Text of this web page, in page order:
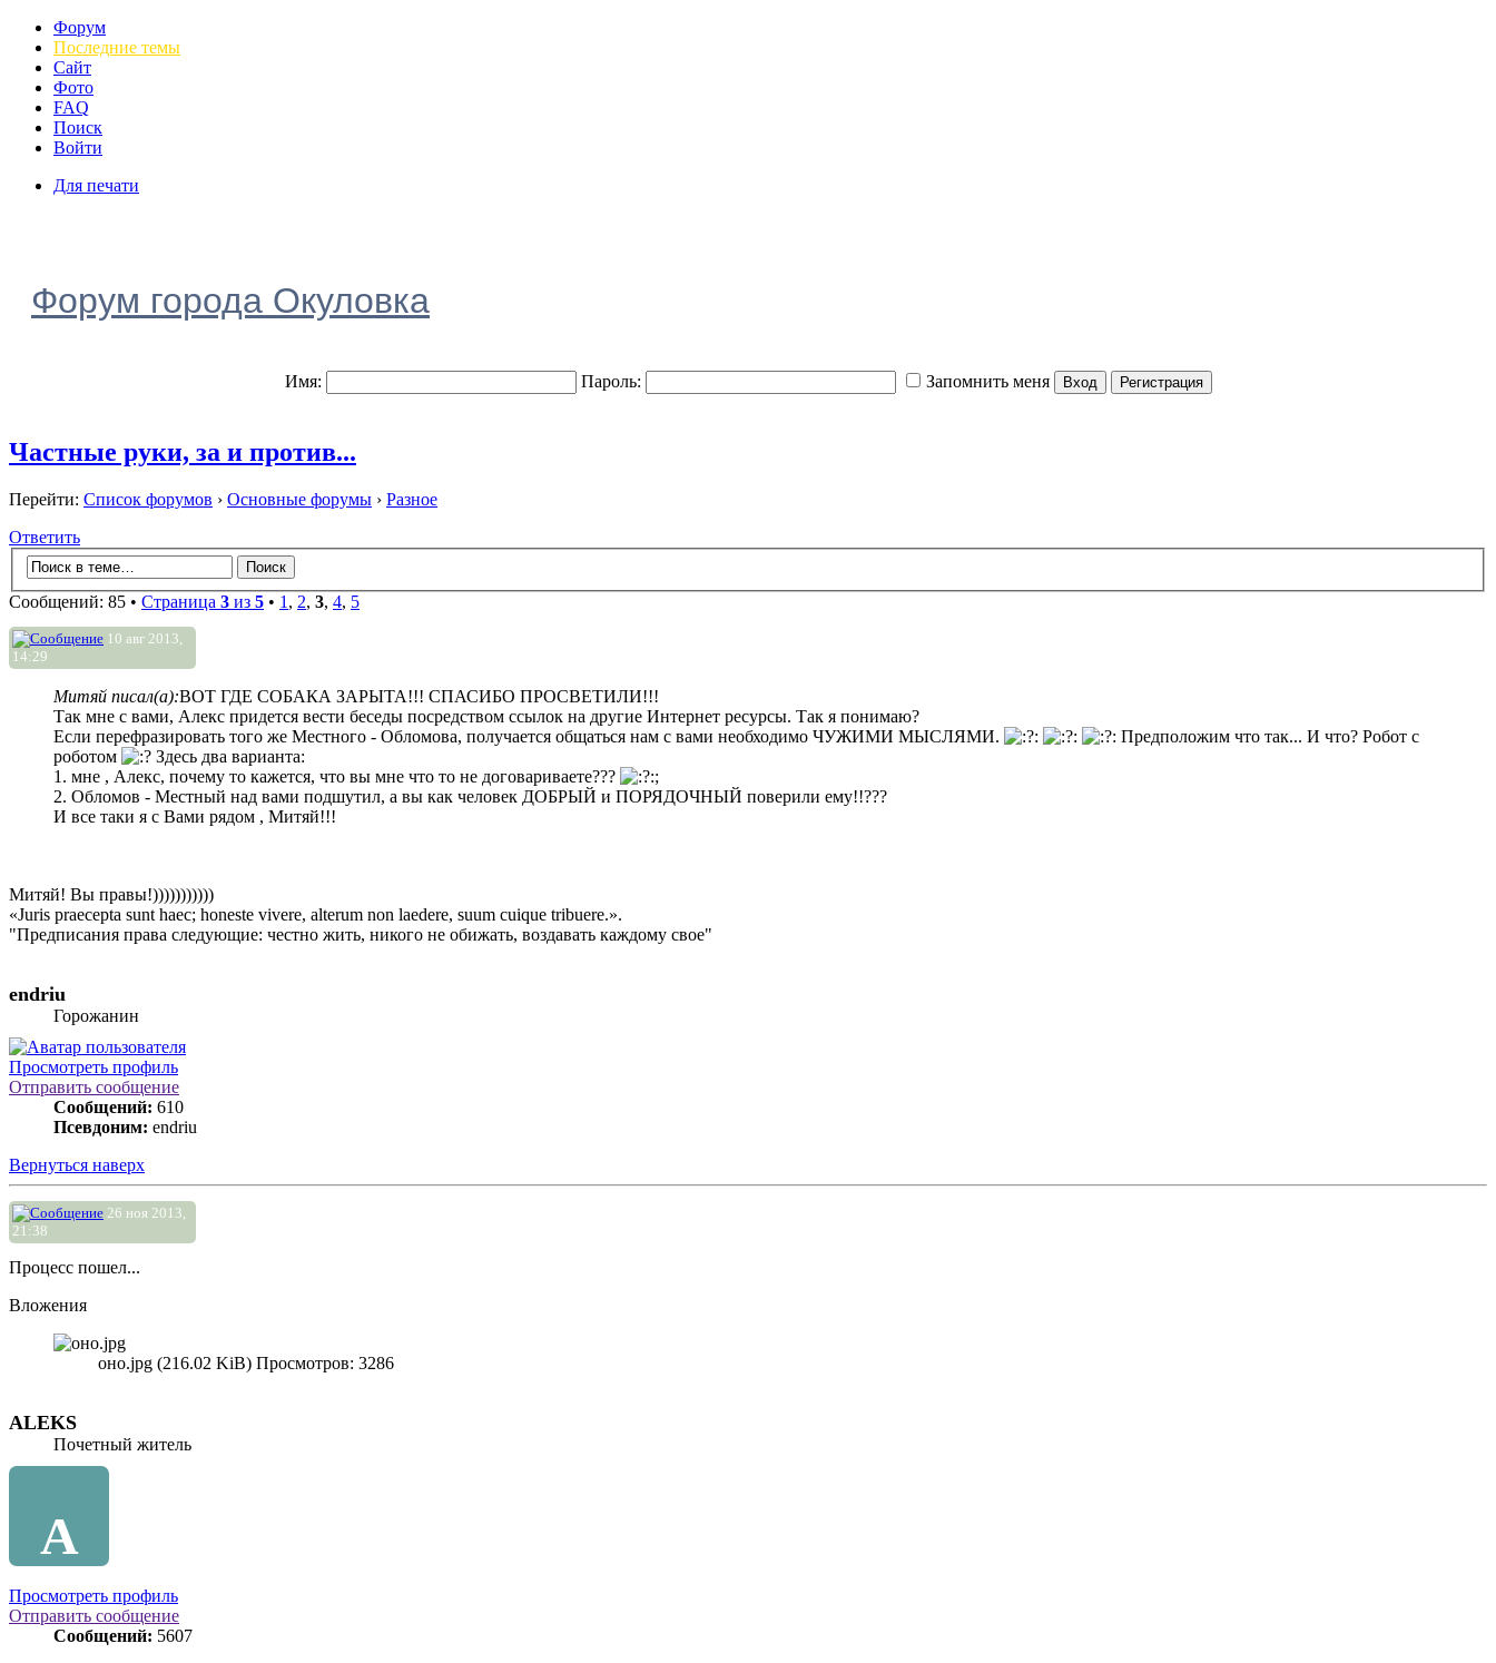
Форум
Последние темы
Сайт
Фото
FAQ
Поиск
Войти
Для печати
Форум города Окуловка
Имя: Пароль: Запомнить меня
Частные руки, за и против...
Перейти: Список форумов › Основные форумы › Разное
Ответить
Сообщений: 85 • Страница 3 из 5 • 1 , 2, 3, 4, 5
10 авг 2013,
14:29
Митяй писал(а):ВОТ ГДЕ СОБАКА ЗАРЫТА!!! СПАСИБО ПРОСВЕТИЛИ!!!
Так мне с вами, Алекс придется вести беседы посредством ссылок на другие Интернет ресурсы. Так я понимаю?
Если перефразировать того же Местного - Обломова, получается общаться нам с вами необходимо ЧУЖИМИ МЫСЛЯМИ.
Предположим что так... И что? Робот с
роботом
Здесь два варианта:
1. мне , Алекс, почему то кажется, что вы мне что то не договариваете???
;
2. Обломов - Местный над вами подшутил, а вы как человек ДОБРЫЙ и ПОРЯДОЧНЫЙ поверили ему!!???
И все таки я с Вами рядом , Митяй!!!
Митяй! Вы правы!)))))))))))
«Juris praecepta sunt haec; honeste vivere, alterum non laedere, suum cuique tribuere.».
"Предписания права следующие: честно жить, никого не обижать, воздавать каждому свое"
endriu
Горожанин
Просмотреть профиль
Отправить сообщение
Сообщений: 610
Псевдоним: endriu
Вернуться наверх
26 ноя 2013,
21:38
Процесс пошел...
Вложения
оно.jpg (216.02 KiB) Просмотров: 3286
ALEKS
Почетный житель
A
Просмотреть профиль
Отправить сообщение
Сообщений: 5607